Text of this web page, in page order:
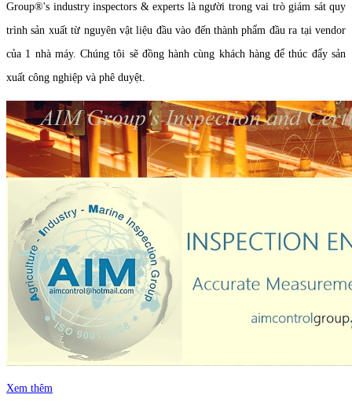
Group®'s industry inspectors & experts là người trong vai trò giám sát quy
trình sản xuất từ nguyên vật liệu đầu vào đến thành phẩm đầu ra tại vendor
của 1 nhà máy. Chúng tôi sẽ đồng hành cùng khách hàng để thúc đẩy sản
xuất công nghiệp và phê duyệt.
Xem thêm